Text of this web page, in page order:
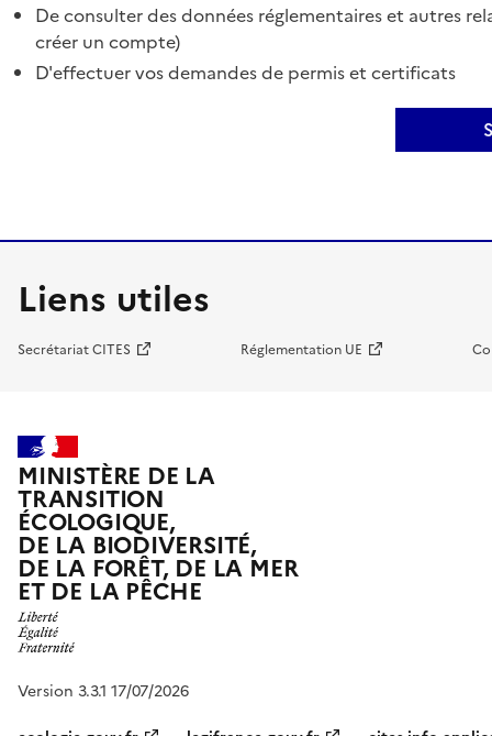
De consulter des données réglementaires et autres
créer un compte)
D'effectuer vos demandes de permis et certificats
Liens utiles
Secrétariat CITES Réglementation UE
MINISTÈRE DE LA
TRANSITION
ÉCOLOGIQUE,
DE LA BIODIVERSITÉ,
DE LA FORÊT, DE LA MER
ET DE LA PÊCHE
Version 3.3.1 17/07/2026